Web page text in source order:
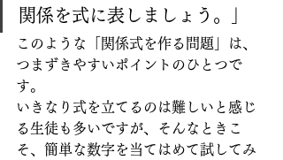
関係を式に表しましょう。」
このような「関係式を作る問題」は、
つまずきやすいポイントのひとつで
す。
いきなり式を立てるのは難しいと感じ
る生徒も多いですが、そんなときこ
そ、簡単な数字を当てはめて試してみ